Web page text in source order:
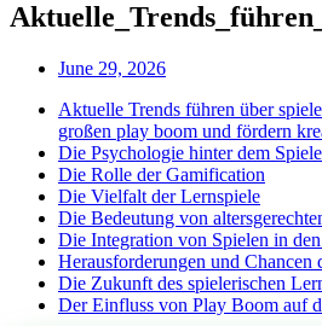
June 29, 2026
Aktuelle Trends führen über
großen play boom und fördern
Die Psychologie hinter dem
Die Rolle der Gamification
Die Vielfalt der Lernspiele
Die Bedeutung von
Die Integration von Spielen in
Herausforderungen und Chancen
Die Zukunft des spielerischen
Der Einfluss von Play Boom auf